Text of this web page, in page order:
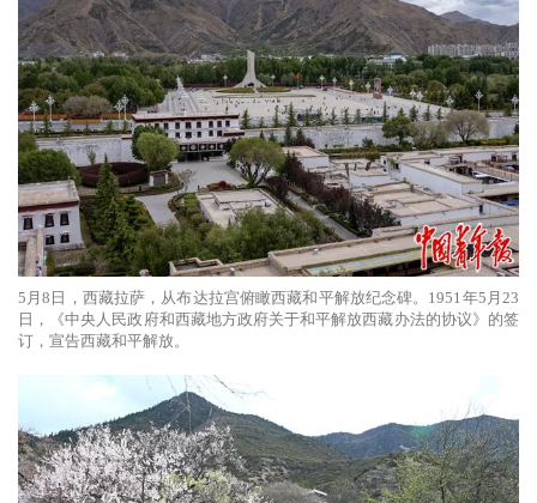
5月8日，西藏拉萨，从布达拉宫俯瞰西藏和平解放纪念碑。1951年5月23
日，《中央人民政府和西藏地方政府关于和平解放西藏办法的协议》的签
订，宣告西藏和平解放。